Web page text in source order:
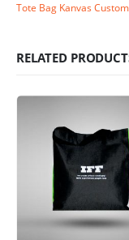
Tote Bag Kanvas
RELATED